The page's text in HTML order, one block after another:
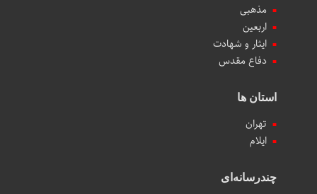
مذهبی
اربعین
ایثار و شهادت
دفاع مقدس
استان ها
تهران
ایلام
چندرسانه‌ای